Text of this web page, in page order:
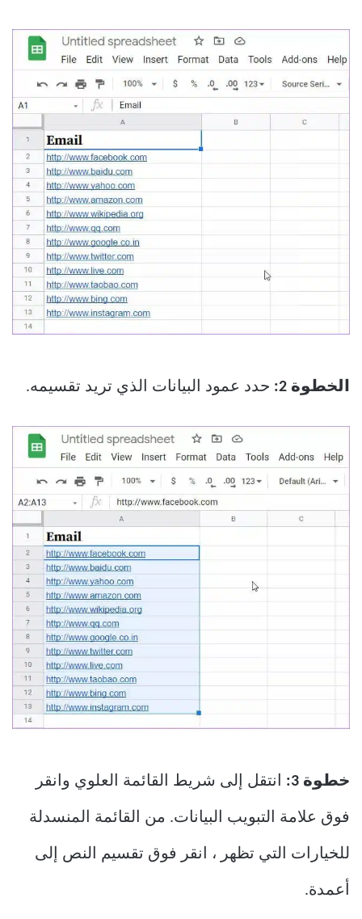
الخطوة 2: حدد عمود البيانات الذي تريد تقسيمه.
خطوة 3: انتقل إلى شريط القائمة العلوي وانقر
فوق علامة التبويب البيانات. من القائمة المنسدلة
للخيارات التي تظهر ، انقر فوق تقسيم النص إلى
أعمدة.